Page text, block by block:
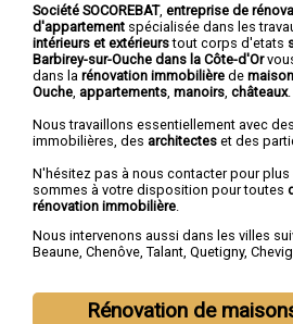
Société SOCOREBAT, entreprise de
d'appartement spécialisée dans les
intérieurs et extérieurstout corps d'etats
Barbirey-sur-Ouche dans la Côte-d'Or
dans la rénovation immobilière de
Ouche appartements manoirs châteaux.
Nous travaillons essentiellement avec
immobilières, des architectes et des
N'hésitez pas à nous contacter pour
sommes à votre disposition pour toutes
rénovation immobilière
Nous intervenons aussi dans les villes
Beaune, Chenôve, Talant, Quetigny,
Rénovation de